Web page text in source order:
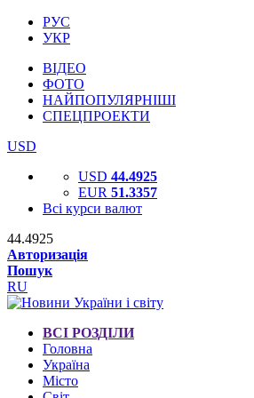
РУС
УКР
ВІДЕО
ФОТО
НАЙПОПУЛЯРНІШІ
СПЕЦПРОЕКТИ
USD
USD 44.4925
EUR 51.3357
Всі курси валют
44.4925
Авторизація
Пошук
RU
ВСІ РОЗДІЛИ
Головна
Україна
Місто